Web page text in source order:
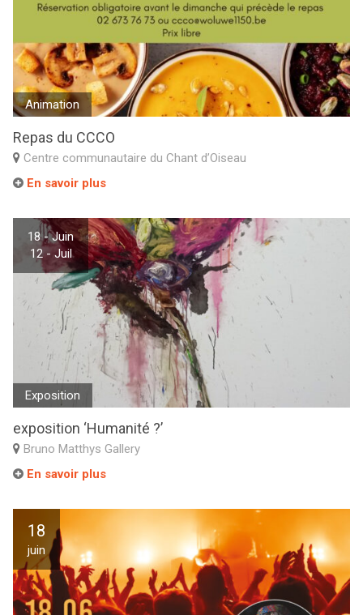
Animation
Repas du CCCO
Centre communautaire du Chant d’Oiseau
En savoir plus
18 - Juin
12 - Juil
Exposition
exposition ‘Humanité ?’
Bruno Matthys Gallery
En savoir plus
18
juin